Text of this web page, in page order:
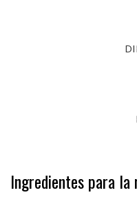
Ingredientes para